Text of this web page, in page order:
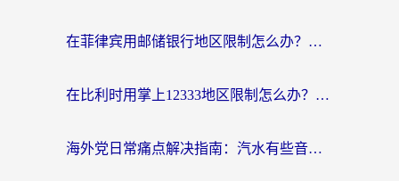
在菲律宾用邮储银行地区限制怎么办？海外华人必看的回国加速解决方案
在比利时用掌上12333地区限制怎么办？海外华人亲测有效的回国加速方案
海外党日常痛点解决指南：汽水有些音乐在国外无法播放怎么办？